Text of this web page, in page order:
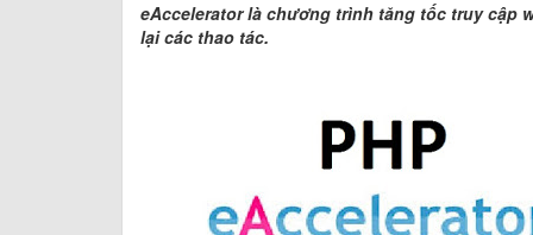
eAccelerator là chương trình tăng tốc truy cập
lại các thao tác.